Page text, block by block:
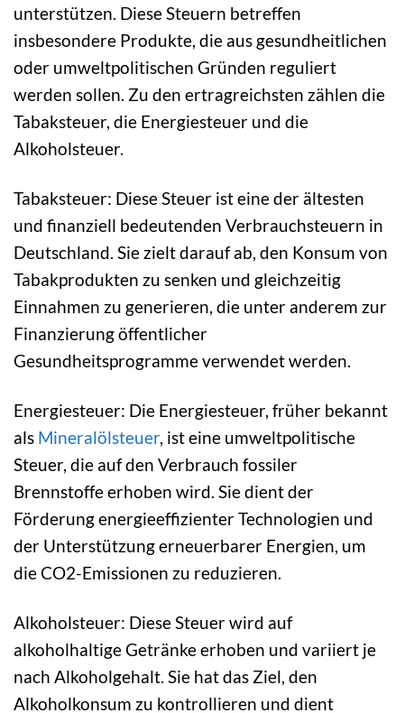
unterstützen. Diese Steuern betreffen
insbesondere Produkte, die aus gesundheitlichen
oder umweltpolitischen Gründen reguliert
werden sollen. Zu den ertragreichsten zählen die
Tabaksteuer, die Energiesteuer und die
Alkoholsteuer.
Tabaksteuer: Diese Steuer ist eine der ältesten
und finanziell bedeutenden Verbrauchsteuern in
Deutschland. Sie zielt darauf ab, den Konsum von
Tabakprodukten zu senken und gleichzeitig
Einnahmen zu generieren, die unter anderem zur
Finanzierung öffentlicher
Gesundheitsprogramme verwendet werden.
Energiesteuer: Die Energiesteuer, früher bekannt
als Mineralölsteuer, ist eine umweltpolitische
Steuer, die auf den Verbrauch fossiler
Brennstoffe erhoben wird. Sie dient der
Förderung energieeffizienter Technologien und
der Unterstützung erneuerbarer Energien, um
die CO2-Emissionen zu reduzieren.
Alkoholsteuer: Diese Steuer wird auf
alkoholhaltige Getränke erhoben und variiert je
nach Alkoholgehalt. Sie hat das Ziel, den
Alkoholkonsum zu kontrollieren und dient